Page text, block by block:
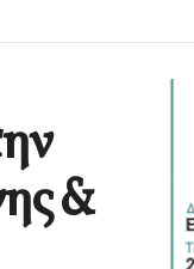
&